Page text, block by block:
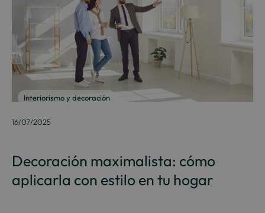
Interiorismo y decoración
16/07/2025
Decoración maximalista: cómo
aplicarla con estilo en tu hogar